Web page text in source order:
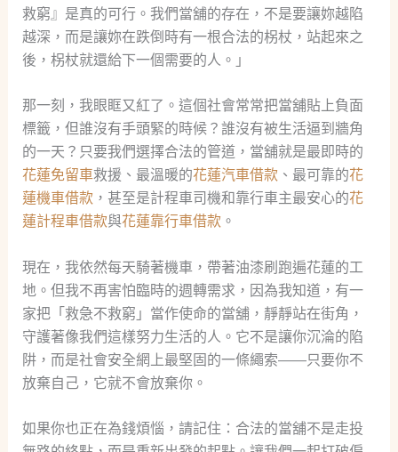
救窮』是真的可行。我們當舖的存在，不是要讓妳越陷
越深，而是讓妳在跌倒時有一根合法的柺杖，站起來之
後，柺杖就還給下一個需要的人。」
那一刻，我眼眶又紅了。這個社會常常把當舖貼上負面
標籤，但誰沒有手頭緊的時候？誰沒有被生活逼到牆角
的一天？只要我們選擇合法的管道，當舖就是最即時的
花蓮免留車救援、最溫暖的花蓮汽車借款 、最可靠的花
蓮機車借款 ，甚至是計程車司機和靠行車主最安心的花
蓮計程車借款與花蓮靠行車借款 。
現在，我依然每天騎著機車，帶著油漆刷跑遍花蓮的工
地。但我不再害怕臨時的週轉需求，因為我知道，有一
家把「救急不救窮」當作使命的當舖，靜靜站在街角，
守護著像我們這樣努力生活的人。它不是讓你沉淪的陷
阱，而是社會安全網上最堅固的一條繩索——只要你不
放棄自己，它就不會放棄你。
如果你也正在為錢煩惱，請記住：合法的當舖不是走投